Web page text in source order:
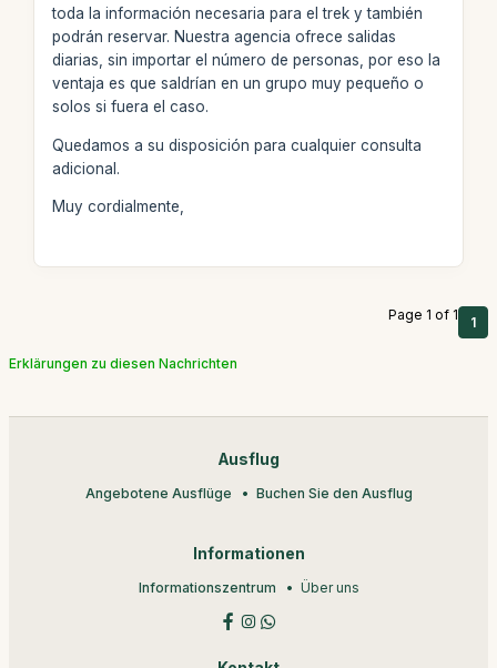
toda la información necesaria para el trek y también
podrán reservar. Nuestra agencia ofrece salidas
diarias, sin importar el número de personas, por eso la
ventaja es que saldrían en un grupo muy pequeño o
solos si fuera el caso.
Quedamos a su disposición para cualquier consulta
adicional.
Muy cordialmente,
Page 1 of 1 1
Erklärungen zu diesen Nachrichten
Ausflug
Angebotene Ausflüge Buchen Sie den Ausflug
Informationen
Informationszentrum Über uns